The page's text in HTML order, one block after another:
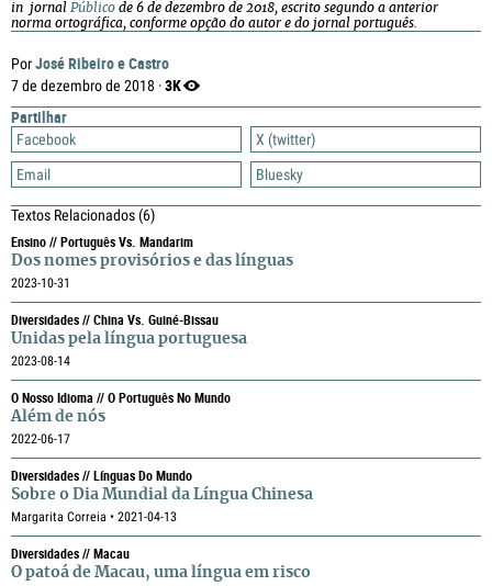
PorJosé Ribeiro e Castro
7 de dezembro de 2018 ·3K
Partilhar
Facebook
X (twitter)
Email
Bluesky
Textos Relacionados(6)
Ensino // Português Vs. Mandarim
Dos nomes provisórios e das línguas
2023-10-31
Diversidades // China Vs. Guiné-Bissau
Unidas pela língua portuguesa
2023-08-14
O Nosso Idioma // O Português No Mundo
Além de nós
2022-06-17
Diversidades // Línguas Do Mundo
Sobre o Dia Mundial da Língua Chinesa
Margarita Correia • 2021-04-13
Diversidades // Macau
O patoá de Macau, uma língua em risco
in jornal Público de 6 de dezembro de 2018, escrito segundo a anterior
norma ortográfica, conforme opção do autor e do jornal português.